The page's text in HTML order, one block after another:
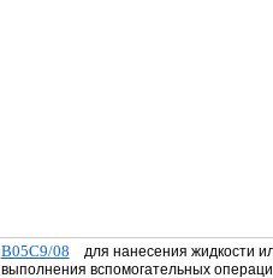
B05C9/08 для нанесения жидкости
выполнения вспомогательных